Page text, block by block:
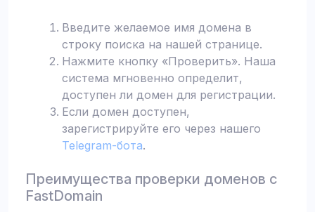
Введите желаемое имя домена в
строку поиска на нашей странице.
Нажмите кнопку «Проверить». Наша
система мгновенно определит,
доступен ли домен для регистрации.
Если домен доступен,
зарегистрируйте его через нашего
Telegram-бота.
Преимущества проверки доменов с
FastDomain